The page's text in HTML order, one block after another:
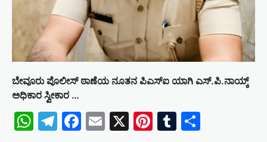
ಬೇವೂರು ಪೊಲೀಸ್ ಠಾಣೆಯ ನೂತನ ಪಿಎಸ್ಐ ಯಾಗಿ ಎಸ್.ಪಿ.ನಾಯ್ಕ್
ಅಧಿಕಾರ ಸ್ವೀಕಾರ …
WhatsApp
Telegram
Facebook
Email
X Pinterest
Tumblr